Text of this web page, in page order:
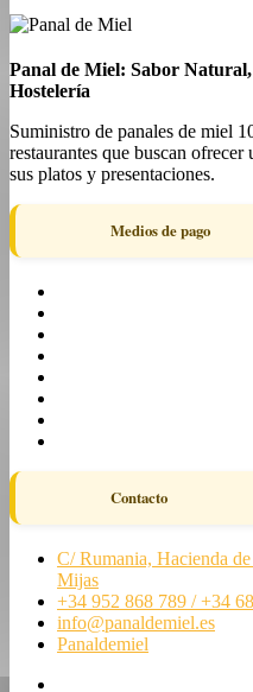
Panal de Miel: Sabor
Hostelería
Suministro de panales de miel
restaurantes que buscan
sus platos y presentaciones.
Medios de pago
Contacto
C/ Rumania, Hacienda
Mijas
+34 952 868 789 / +34
info@panaldemiel.es
Panaldemiel